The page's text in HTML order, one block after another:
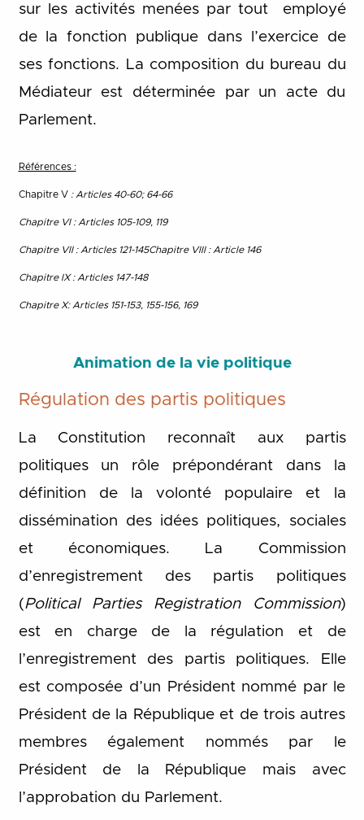
sur les activités menées par tout employé
de la fonction publique dans l’exercice de
ses fonctions. La composition du bureau du
Médiateur est déterminée par un acte du
Parlement.
Références :
Chapitre V : Articles 40-60; 64-66
Chapitre VI : Articles 105-109, 119
Chapitre VII : Articles 121-145Chapitre VIII : Article 146
Chapitre IX : Articles 147-148
Chapitre X: Articles 151-153, 155-156, 169
Animation de la vie politique
Régulation des partis politiques
La Constitution reconnaît aux partis
politiques un rôle prépondérant dans la
définition de la volonté populaire et la
dissémination des idées politiques, sociales
et économiques. La Commission
d’enregistrement des partis politiques
(Political Parties Registration Commission)
est en charge de la régulation et de
l’enregistrement des partis politiques. Elle
est composée d’un Président nommé par le
Président de la République et de trois autres
membres également nommés par le
Président de la République mais avec
l’approbation du Parlement.